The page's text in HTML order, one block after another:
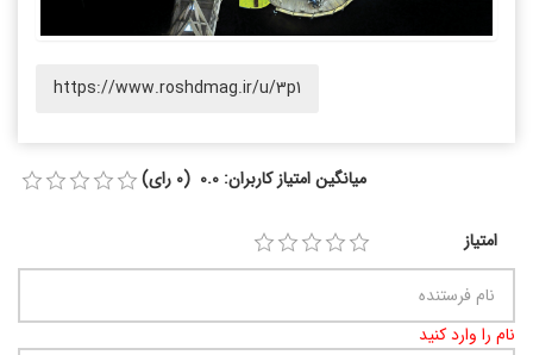
https://www.roshdmag.ir/u/3p1
میانگین امتیاز کاربران: 0.0 (0 رای)
امتیاز
نام را وارد کنید